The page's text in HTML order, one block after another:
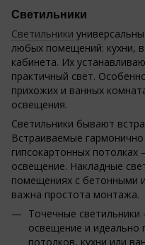
Светильники
Светильники
любых помещений: кухни,
кабинета. Их
практичный свет.
прихожих и ванных
освещения.
Светильники бывают
Встраиваемые
гипсокартонных
освещение. Накладные
помещениях с бетонными
важна простота монтажа.
Точечные
освещение и идеально
потолков, кухни или